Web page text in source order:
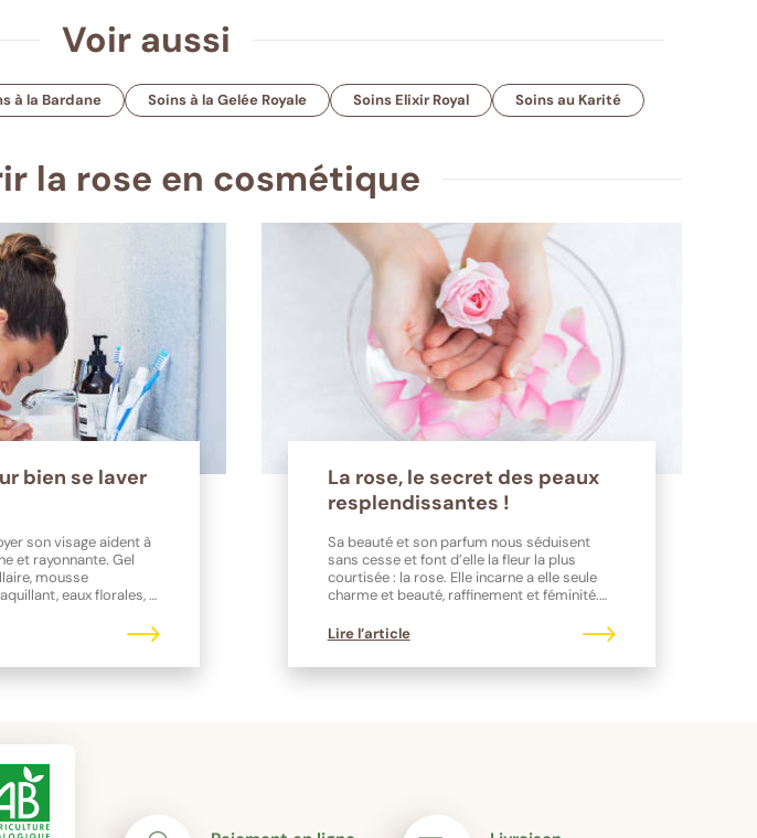
Voir aussi
à la Bardane Soins à la Gelée Royale Soins Elixir Royal Soins au Karité
la rose en cosmétique
bien se laver
son visage aident à
et rayonnante. Gel
mousse
eaux florales, …
La rose, le secret des peaux
resplendissantes !
Sa beauté et son parfum nous séduisent
sans cesse et font d’elle la fleur la plus
courtisée : la rose. Elle incarne a elle seule
charme et beauté, raffinement et féminité.
d’une fleur piquante !
Lire l’article